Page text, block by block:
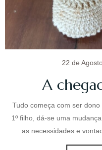
22 de
A
Tudo começa com ser
1º filho, dá-se uma
as necessidades e
Quem
Sou mulher, mãe, filha,
colega, uma humana.
Corria o ano de 1970
de uma alfacinha com